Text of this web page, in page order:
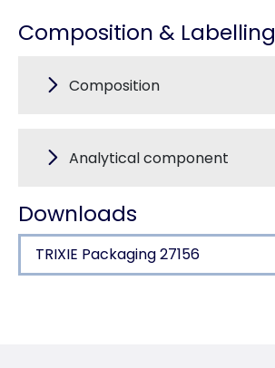
Composition & Labelling
Composition
Analytical component
Downloads
TRIXIE Packaging 27156